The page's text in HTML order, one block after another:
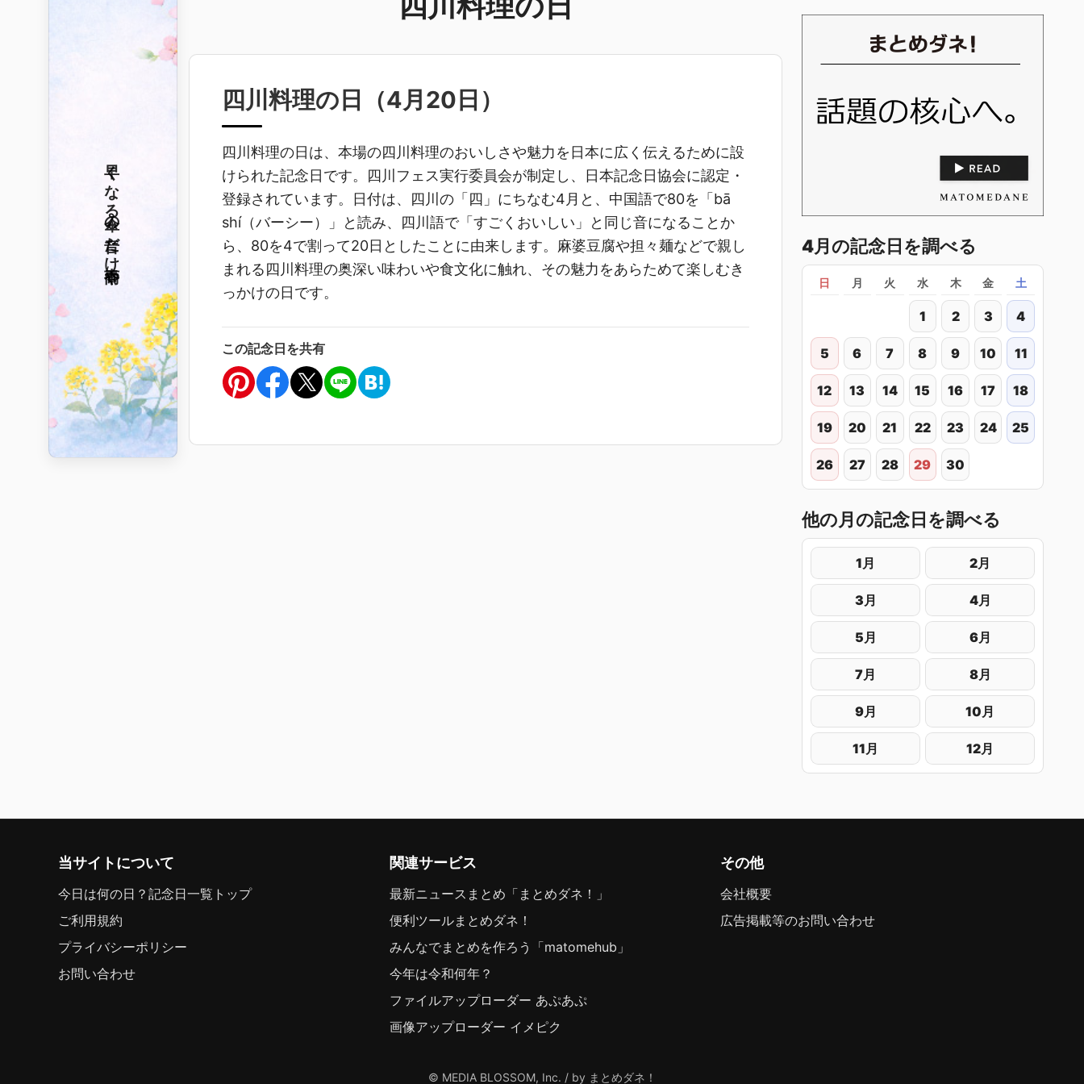
四川料理の日（4月20日 ）
四川料理の日は、本場の四川料理のおいしさや魅力を日本に広く伝えるために設
けられた記念日です。四川フェス実行委員会が制定し、日本記念日協会に認定・
登録されています。日付は、四川の「四」にちなむ4月と、中国語で80を「bā
shí（バーシー）」と読み、四川語で「すごくおいしい」と同じ音になることか
ら、80を4で割って20日としたことに由来します。麻婆豆腐や担々麺などで親し
まれる四川料理の奥深い味わいや食文化に触れ、その魅力をあらためて楽しむき
っかけの日です。
この記念日を共有
4月の記念日を調べる
日 月 火 水 木 金 土
1 2 3 4
5 6 7 8 9 10 11
12 13 14 15 16 17 18
19 20 21 22 23 24 25
26 27 28 29 30
他の月の記念日を調べる
1月 2月
3月 4月
5月 6月
7月 8月
9月 10月
11月 12月
春雨や
傘の音だけ
早くなる
当サイトについて
今日は何の日？記念日一覧トップ
ご利用規約
プライバシーポリシー
お問い合わせ
関連サービス
最新ニュースまとめ「まとめダネ！」
便利ツールまとめダネ！
みんなでまとめを作ろう「matomehub」
今年は令和何年？
ファイルアップローダー あぷあぷ
画像アップローダー イメピク
その他
会社概要
広告掲載等のお問い合わせ
© MEDIA BLOSSOM, Inc. / by まとめダネ！